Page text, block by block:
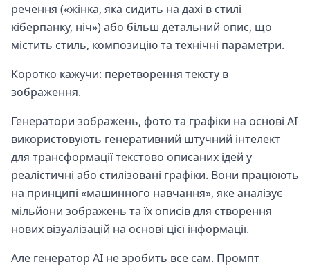
речення («жінка, яка сидить на дахі в стилі
кіберпанку, ніч») або більш детальний опис, що
містить стиль, композицію та технічні параметри.
Коротко кажучи: перетворення тексту в
зображення.
Генератори зображень, фото та графіки на основі AI
використовують генеративний штучний інтелект
для трансформації текстово описаних ідей у
реалістичні або стилізовані графіки. Вони працюють
на принципі «машинного навчання», яке аналізує
мільйони зображень та їх описів для створення
нових візуалізацій на основі цієї інформації.
Але генератор AI не зробить все сам. Промпт